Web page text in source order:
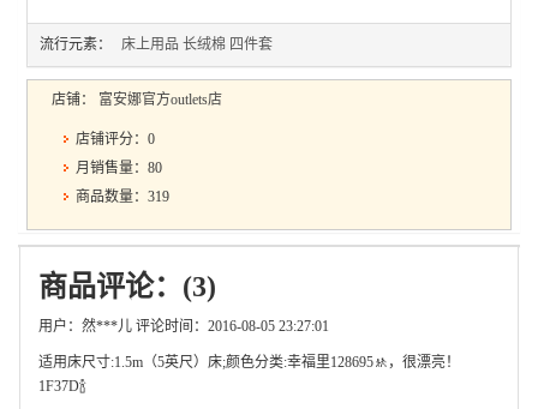
流行元素： 床上用品 长绒棉 四件套
店铺： 富安娜官方outlets店
店铺评分：0
月销售量：80
商品数量：319
商品评论：(3)
用户：然***儿 评论时间：2016-08-05 23:27:01
适用床尺寸:1.5m（5英尺）床;颜色分类:幸福里128695🚸，很漂亮！
1F37D🍾